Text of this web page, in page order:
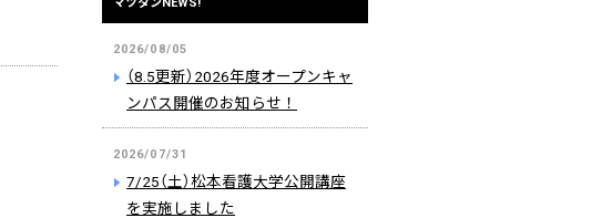
2026/08/05
（8.5更新）2026年度オープンキャ
ンパス開催のお知らせ！
2026/07/31
7/25（土）松本看護大学公開講座
を実施しました